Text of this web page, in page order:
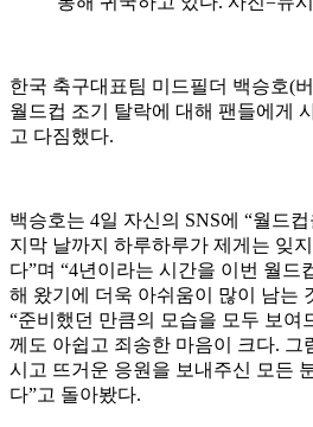
한국 축구대표팀 미드필더 백승호(
월드컵 조기 탈락에 대해 팬들에게
고 다짐했다.
백승호는 4일 자신의 SNS에 “월드
지막 날까지 하루하루가 제게는 잊
다”며 “4년이라는 시간을 이번 월드
해 왔기에 더욱 아쉬움이 많이 남는
“준비했던 만큼의 모습을 모두 보여
께도 아쉽고 죄송한 마음이 크다. 그
시고 뜨거운 응원을 보내주신 모든
다”고 돌아봤다.